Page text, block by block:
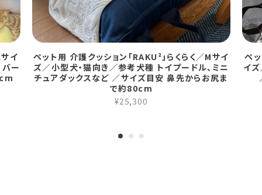
イ
ー
ペット用 介護クッション「RAKU²」らくらく／Mサイ
ズ／小型犬・猫向き／参考犬種 トイプードル、ミニ
チュアダックスなど ／サイズ目安 鼻先からお尻ま
で約80cm
¥25,300
ペ
イ